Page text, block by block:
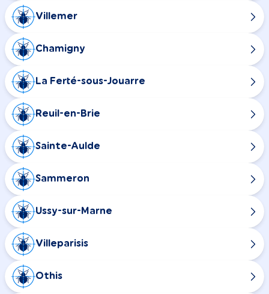
Villemer
Chamigny
La Ferté-sous-Jouarre
Reuil-en-Brie
Sainte-Aulde
Sammeron
Ussy-sur-Marne
Villeparisis
Othis